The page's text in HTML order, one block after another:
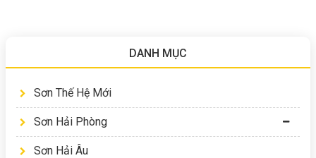
DANH MỤC
Sơn Thế Hệ Mới
Sơn Hải Phòng
Sơn Hải Âu